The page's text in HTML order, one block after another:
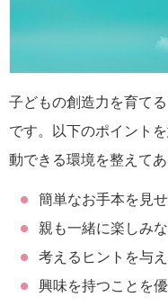
子どもの創造力を育て
です。以下のポイント
動できる環境を整えてあ
簡単なお手本を見
親も一緒に楽しみ
考えるヒントを与
興味を持つことを